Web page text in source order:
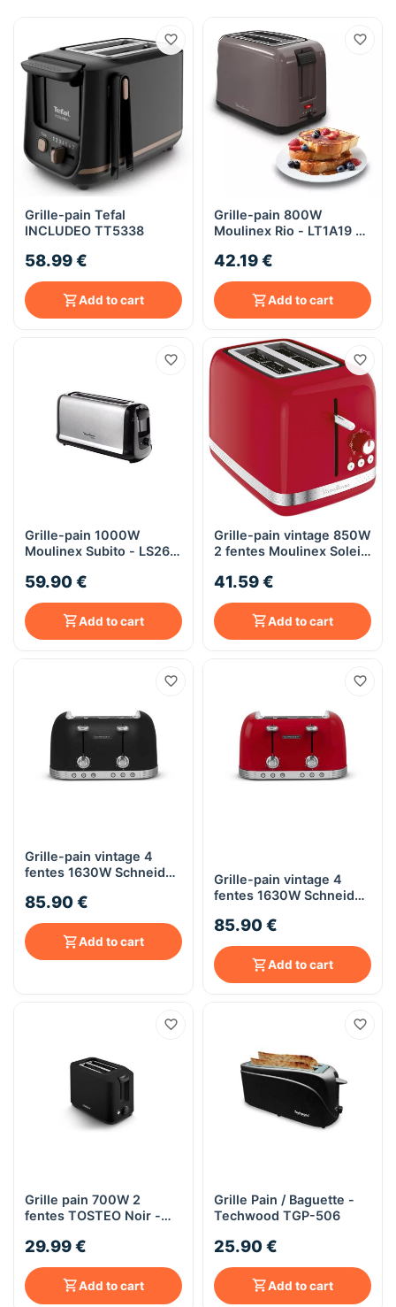
Grille-pain Tefal
INCLUDEO TT5338
58.99 €
Add to cart
Grille-pain 800W
Moulinex Rio - LT1A19 -
42.19 €
Add to cart
Grille-pain 1000W
Moulinex Subito - LS260
59.90 €
Add to cart
Grille-pain vintage 850W
2 fentes Moulinex Soleil
41.59 €
Add to cart
Grille-pain vintage 4
fentes 1630W Schneider
85.90 €
Add to cart
Grille-pain vintage 4
fentes 1630W Schneider
85.90 €
Add to cart
Grille pain 700W 2
fentes TOSTEO Noir -
29.99 €
Add to cart
Grille Pain / Baguette -
Techwood TGP-506
25.90 €
Add to cart